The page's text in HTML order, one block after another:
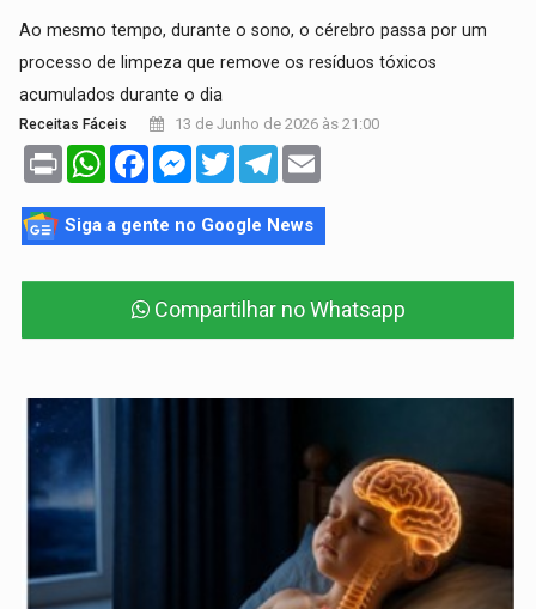
Ao mesmo tempo, durante o sono, o cérebro passa por um
processo de limpeza que remove os resíduos tóxicos
acumulados durante o dia
Receitas Fáceis 13 de Junho de 2026 às 21:00
Print WhatsAppFacebookMessenger
TwitterTelegram
Siga a gente no Google News
Compartilhar no Whatsapp